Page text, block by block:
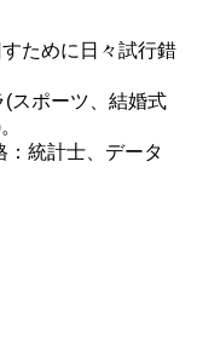
ために日々試行錯
スポーツ、結婚式
：統計士、データ